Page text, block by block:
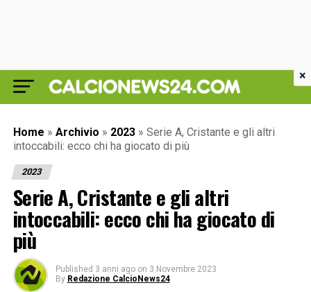
Home » Archivio » 2023 » Serie A, Cristante e gli altri
intoccabili: ecco chi ha giocato di più
2023
Serie A, Cristante e gli altri
intoccabili: ecco chi ha giocato di
più
Published 3 anni ago on 3 Novembre 2023
By Redazione CalcioNews24
×